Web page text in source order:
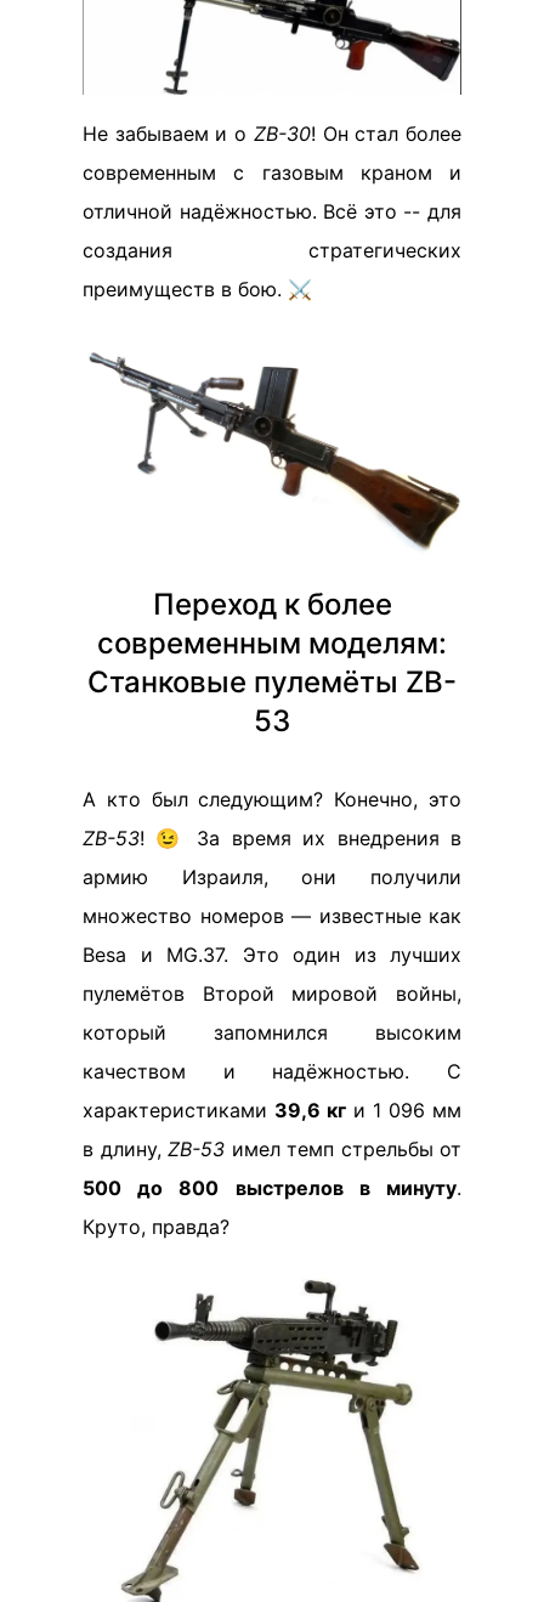
Не забываем и о ZB-30! Он стал более
современным с газовым краном и
отличной надёжностью. Всё это -- для
создания стратегических
преимуществ в бою. ⚔️
Переход к более
современным моделям:
Станковые пулемёты ZB-
53
А кто был следующим? Конечно, это
ZB-53! 😉 За время их внедрения в
армию Израиля, они получили
множество номеров — известные как
Besa и MG.37. Это один из лучших
пулемётов Второй мировой войны,
который запомнился высоким
качеством и надёжностью. С
характеристиками 39,6 кг и 1 096 мм
в длину, ZB-53 имел темп стрельбы от
500 до 800 выстрелов в минуту.
Круто, правда?